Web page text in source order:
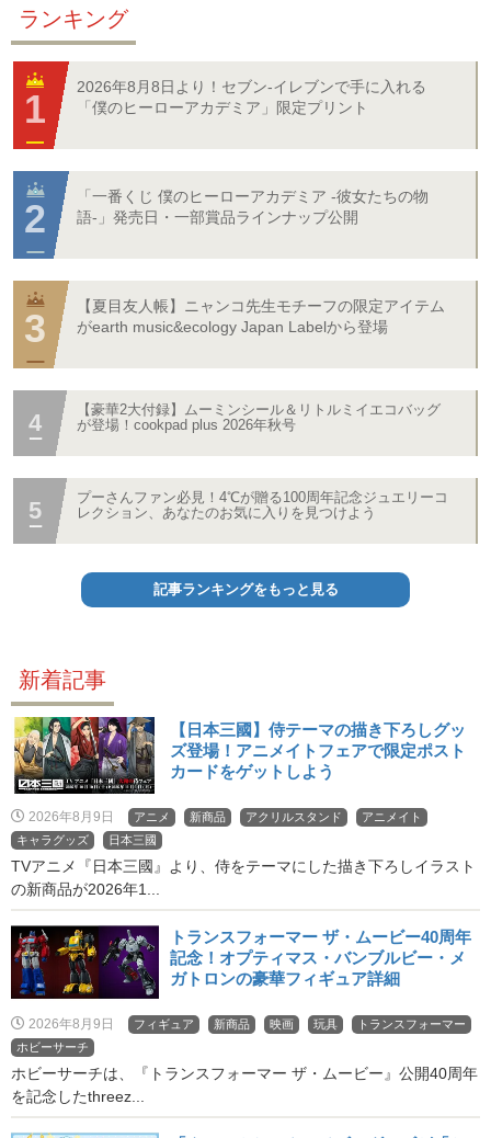
ランキング
2026年8月8日より！セブン‐イレブンで手に入れる
「僕のヒーローアカデミア」限定プリント
「一番くじ 僕のヒーローアカデミア -彼女たちの物
語-」発売日・一部賞品ラインナップ公開
【夏目友人帳】ニャンコ先生モチーフの限定アイテム
がearth music&ecology Japan Labelから登場
【豪華2大付録】ムーミンシール＆リトルミイエコバッグ
が登場！cookpad plus 2026年秋号
プーさんファン必見！4℃が贈る100周年記念ジュエリーコ
レクション、あなたのお気に入りを見つけよう
記事ランキングをもっと見る
新着記事
【日本三國】侍テーマの描き下ろしグッ
ズ登場！アニメイトフェアで限定ポスト
カードをゲットしよう
2026年8月9日 アニメ 新商品 アクリルスタンド
アニメイト
キャラグッズ
日本三國
TVアニメ『日本三國』より、侍をテーマにした描き下ろしイラスト
の新商品が2026年1...
トランスフォーマー ザ・ムービー40周年
記念！オプティマス・バンブルビー・メ
ガトロンの豪華フィギュア詳細
2026年8月9日 フィギュア 新商品 映画 玩具
トランスフォーマー
ホビーサーチ
ホビーサーチは、『トランスフォーマー ザ・ムービー』公開40周年
を記念したthreez...